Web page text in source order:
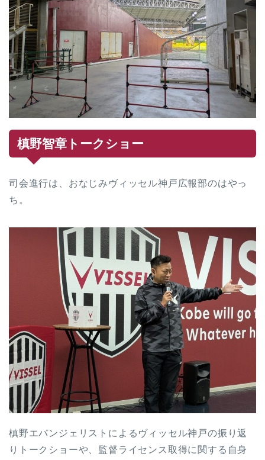
槙野智章トークショー
司会進行は、おなじみヴィッセル神戸広報部のはやっ
ち。
槙野エバンジェリストによるヴィッセル神戸の振り返
りトークショーや、監督ライセンス取得に関する自身